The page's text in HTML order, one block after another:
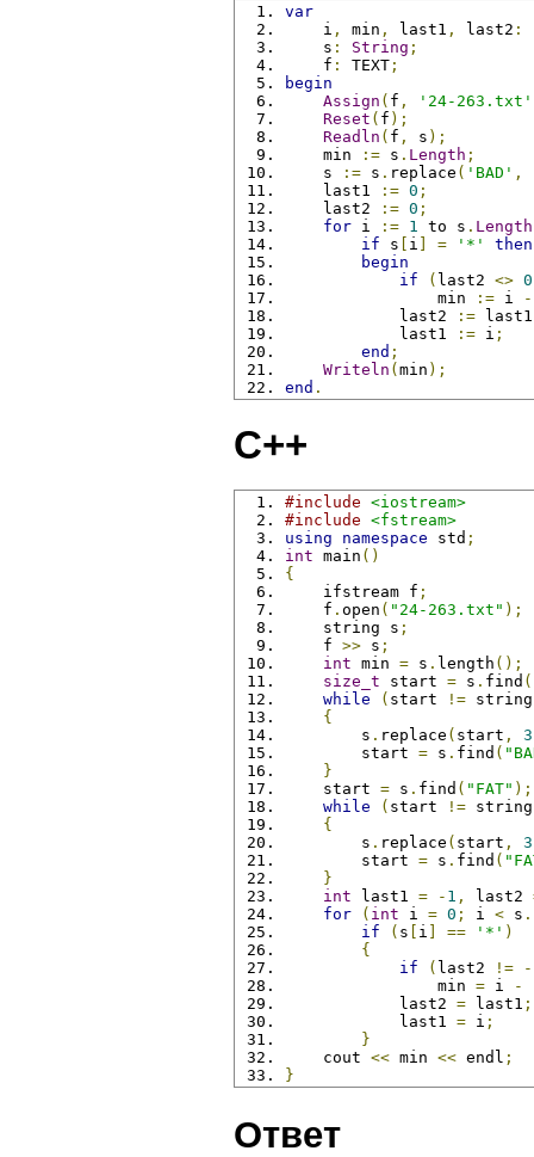
var
    i
, min , last1 , last2 :
    s
: String ;
    f
: TEXT ;
begin
Assign ( f , '24-263.txt'
Reset ( f );
Readln ( f , s );
    min
:= s . Length ;
    s
:= s . replace ( 'BAD' ,
    last1
:= 0 ;
    last2
:= 0 ;
for i := 1 to s . Length
if s i = '*'
then
begin
if
( last2 <> 0
                min
:= i -
            last2
:= last1
            last1
:= i ;
end ;
Writeln ( min );
end .
C++
#include <iostream>
#include <fstream>
using
namespace std ;
int main ()
{
    ifstream f
;
    f
. open ( "24-263.txt" );
    string s
;
    f
>> s ;
int min = s . length ();
size_t start = s . find (
while
( start != string
{
        s
. replace ( start , 3
        start
= s . find (
}
    start
= s . find ( "FAT" );
while
( start != string
{
        s
. replace ( start , 3
        start
= s . find (
}
int last1 = - 1 , last2
for
( int i = 0 ; i < s .
if
( s i == '*' )
{
if
( last2 != -
                min
= i -
            last2
= last1 ;
            last1
= i ;
}
    cout
<< min << endl ;
}
Ответ